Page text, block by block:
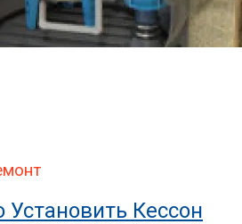
Кессон